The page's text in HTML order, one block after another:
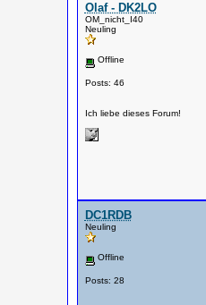
Olaf - DK2LO
OM_nicht_I40
Neuling
Offline
Posts: 46
Ich liebe dieses Forum!
DC1RDB
Neuling
Offline
Posts: 28